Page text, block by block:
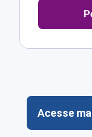
Acesse